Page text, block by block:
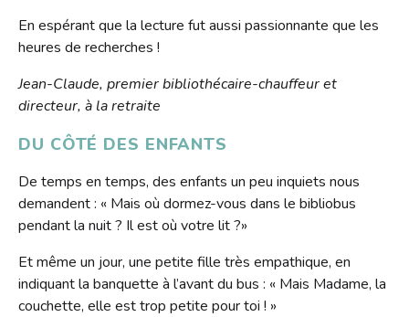
En espérant que la lecture fut aussi passionnante que les
heures de recherches !
Jean-Claude, premier bibliothécaire-chauffeur et
directeur, à la retraite
DU CÔTÉ DES ENFANTS
De temps en temps, des enfants un peu inquiets nous
demandent : « Mais où dormez-vous dans le bibliobus
pendant la nuit ? Il est où votre lit ?»
Et même un jour, une petite fille très empathique, en
indiquant la banquette à l’avant du bus : « Mais Madame, la
couchette, elle est trop petite pour toi ! »